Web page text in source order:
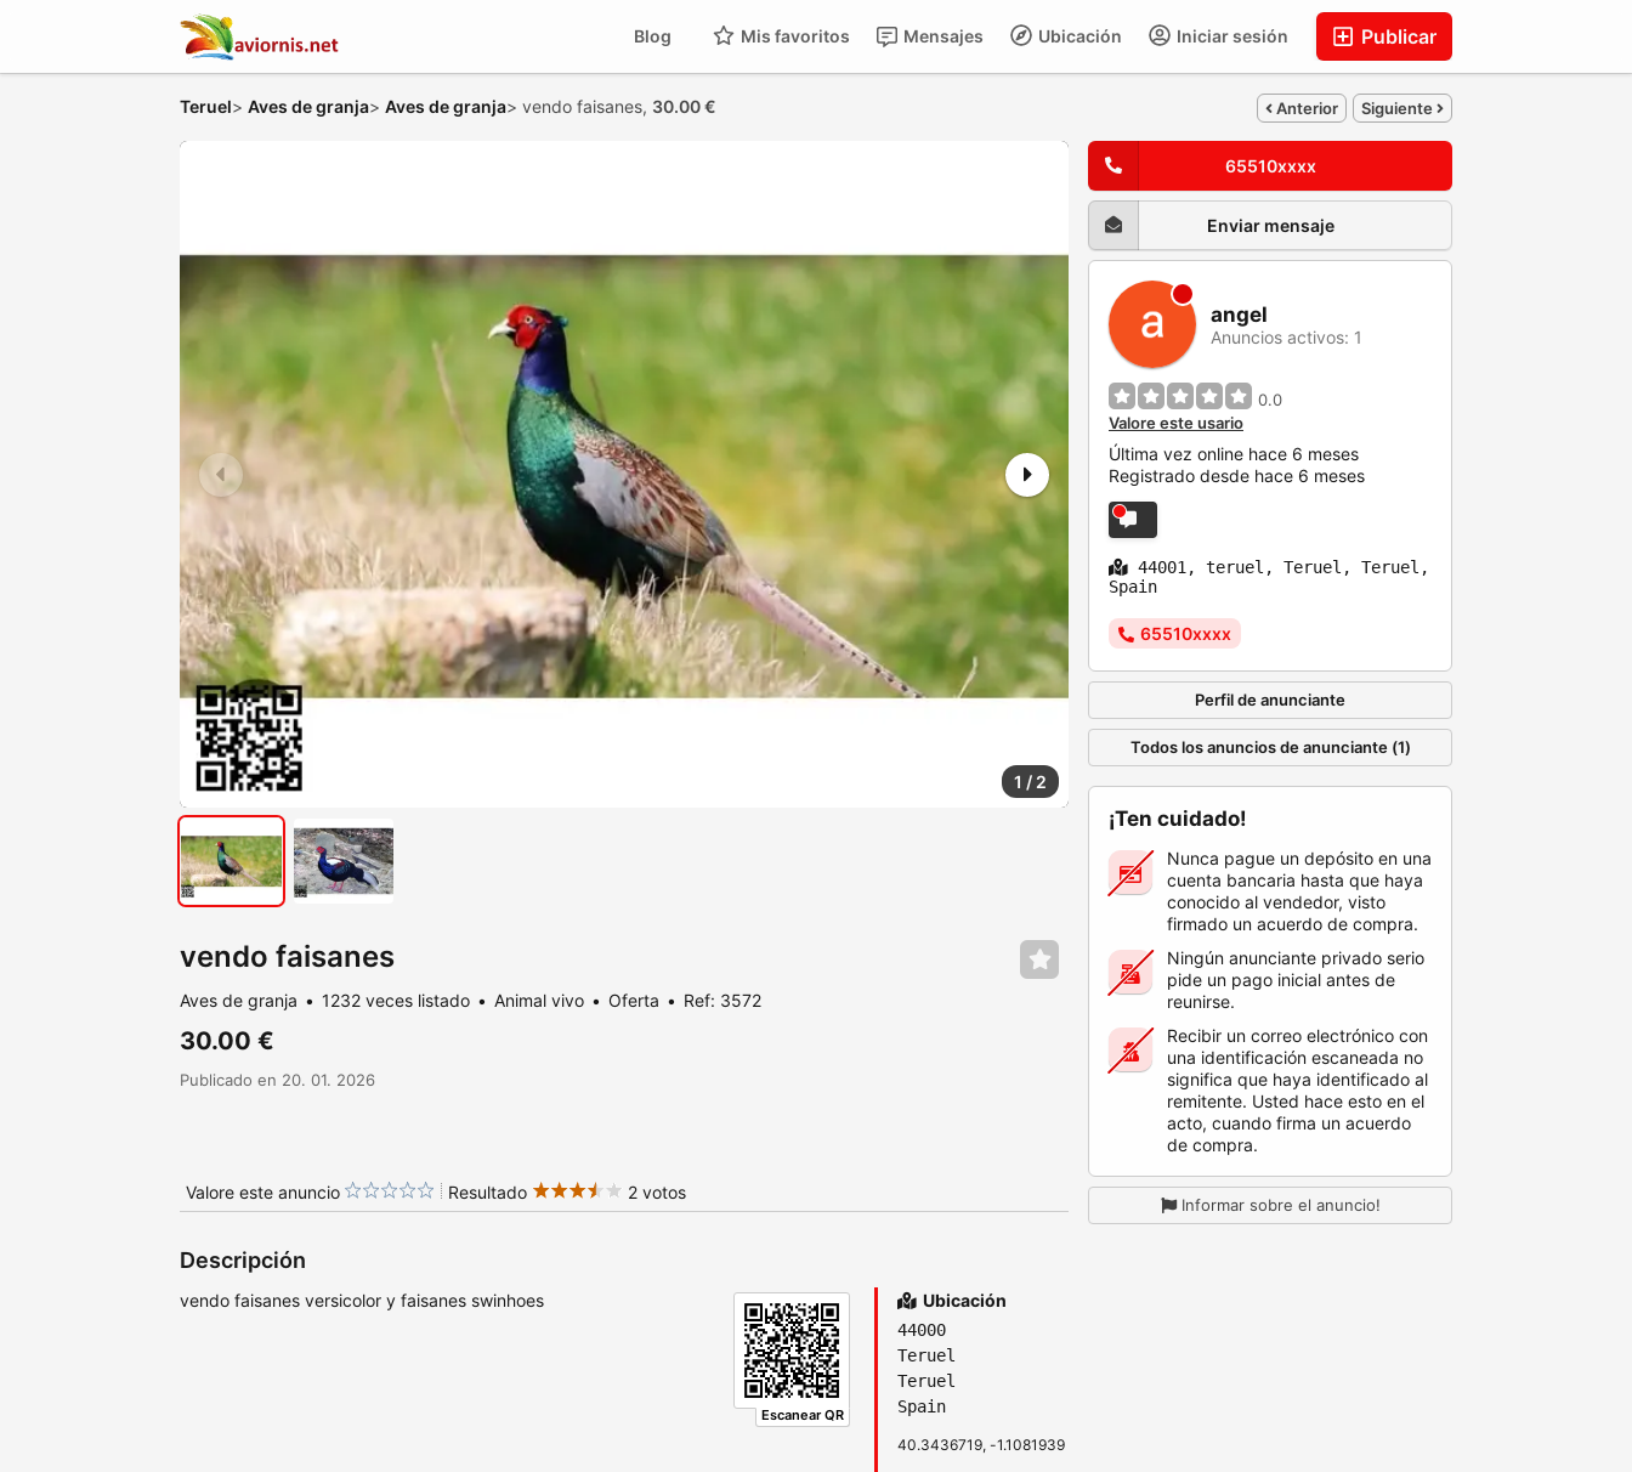
Publicar
Iniciar sesión
Ubicación
Mensajes
Mis favoritos
Blog
Teruel> Aves de granja> Aves de granja> vendo faisanes, 30.00 € Anterior Siguiente
1 / 2
vendo faisanes
Aves de granja 1232 veces listado Animal vivo Oferta Ref: 3572
30.00 €
Publicado en 20. 01. 2026
Valore este anuncio Resultado 2 votos
Descripción
Escanear QR
vendo faisanes versicolor y faisanes swinhoes Ubicación
44000
Teruel
Teruel
Spain
40.3436719, -1.1081939
65510xxxx
Enviar mensaje
angel
Anuncios activos: 1
0.0
Valore este usario
Última vez online hace 6 meses
Registrado desde hace 6 meses
44001, teruel, Teruel, Teruel,
Spain
65510xxxx
Perfil de anunciante
Todos los anuncios de anunciante (1)
¡Ten cuidado!
Nunca pague un depósito en una
cuenta bancaria hasta que haya
conocido al vendedor, visto
firmado un acuerdo de compra.
Ningún anunciante privado serio
pide un pago inicial antes de
reunirse.
Recibir un correo electrónico con
una identificación escaneada no
significa que haya identificado al
remitente. Usted hace esto en el
acto, cuando firma un acuerdo
de compra.
Informar sobre el anuncio!